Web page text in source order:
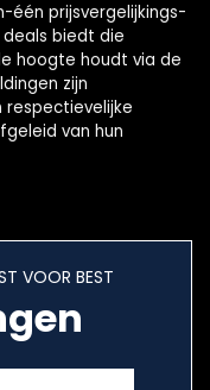
één prijsvergelijkings-
biedt die
hoogte houdt via de
zijn
respectievelijke
van hun
VOOR BEST